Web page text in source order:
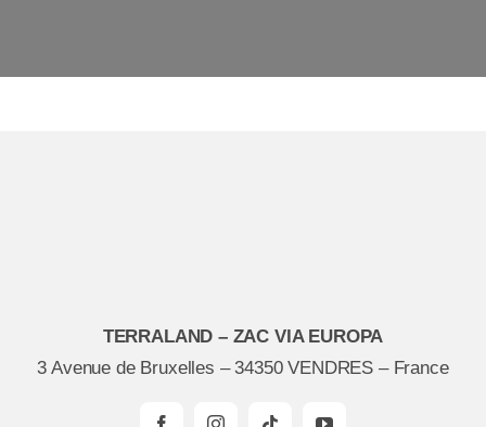
TERRALAND – ZAC VIA EUROPA
3 Avenue de Bruxelles – 34350 VENDRES – France